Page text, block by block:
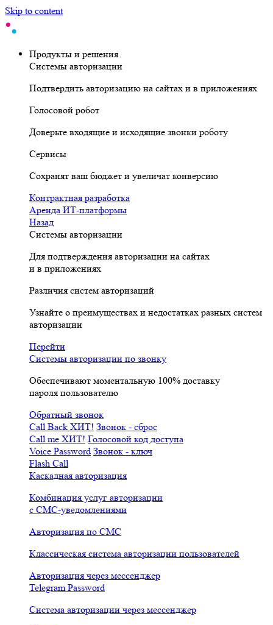
Skip to content
Продукты и решения
Системы авторизации
Подтвердить авторизацию на сайтах и в приложениях
Голосовой робот
Доверьте входящие и исходящие звонки роботу
Сервисы
Сохранят ваш бюджет и увеличат конверсию
Контрактная разработка
Аренда ИТ-платформы
Назад
Системы авторизации
Для подтверждения авторизации на сайтах
и в приложениях
Различия систем авторизаций
Узнайте о преимуществах и недостатках разных систем
авторизации
Перейти
Системы авторизации по звонку
Обеспечивают моментальную 100% доставку
пароля пользователю
Обратный звонок
Call Back ХИТ! Звонок - сброс
Call me ХИТ! Голосовой код доступа
Voice Password Звонок - ключ
Flash Call
Каскадная авторизация
Комбинация услуг авторизации
с СМС-уведомлениями
Авторизация по СМС
Классическая система авторизации пользователей
Авторизация через мессенджер
Telegram Password
Система авторизации через мессенджер